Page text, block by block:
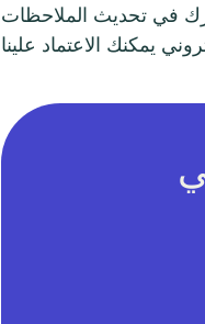
في تحديث الملاحظات